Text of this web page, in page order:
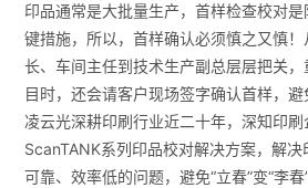
印品通常是大批量生产，首样检查校对
键措施，所以，首样确认必须慎之又慎
长、车间主任到技术生产副总层层把关
目时，还会请客户现场签字确认首样，避
凌云光深耕印刷行业近二十年，深知印
ScanTANK系列印品校对解决方案，解
可靠、效率低的问题，避免“立春”变“李春”